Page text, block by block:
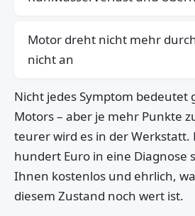
Motor dreht nicht mehr
nicht an
Nicht jedes Symptom bedeutet
Motors – aber je mehr Punkte
teurer wird es in der Werkstatt.
hundert Euro in eine Diagnose
Ihnen kostenlos und ehrlich,
diesem Zustand noch wert ist.